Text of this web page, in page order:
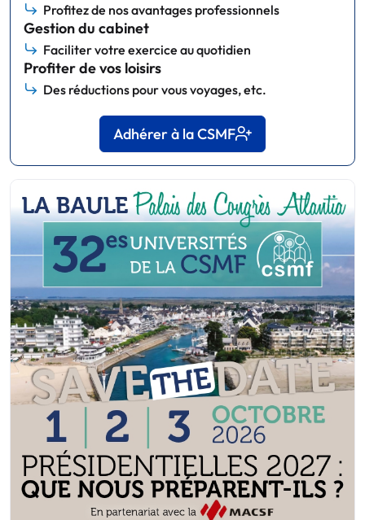
Profitez de nos avantages professionnels
Gestion du cabinet
Faciliter votre exercice au quotidien
Profiter de vos loisirs
Des réductions pour vous voyages, etc.
Adhérer à la CSMF